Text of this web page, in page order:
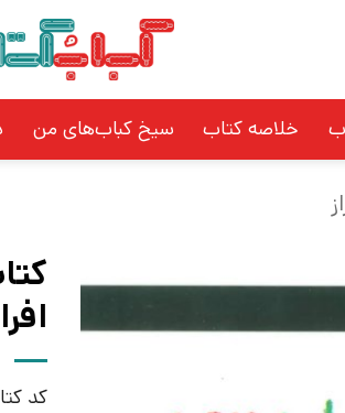
خلاصه کتاب سیخ کباب‌های من
کد